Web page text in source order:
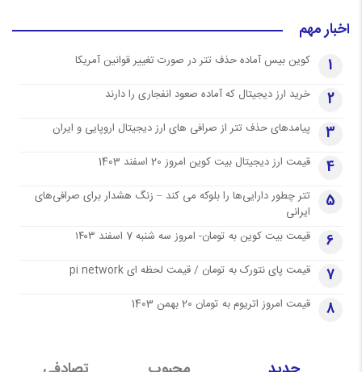
اخبار مهم
1 کوین بیس آماده حذف تتر در صورت تغییر قوانین آمریکا
2 خرید ارز دیجیتال که آماده صعود انفجاری را دارند
3 پیامدهای حذف تتر از صرافی های ارز دیجیتال اروپایی و ایران
4 قیمت ارز دیجیتال بیت کوین امروز 20 اسفند 1403
5
تتر چطور دارایی‌ها را بلوکه می کند – زنگ هشدار برای صرافی‌های
ایرانی
6 قیمت بیت کوین به تومان- امروز سه شنبه 7 اسفند ۱۴۰۳
7 قیمت پای نتورک به تومان / قیمت لحظه ای pi network
8 قیمت امروز اتریوم به تومان 20 بهمن 1403